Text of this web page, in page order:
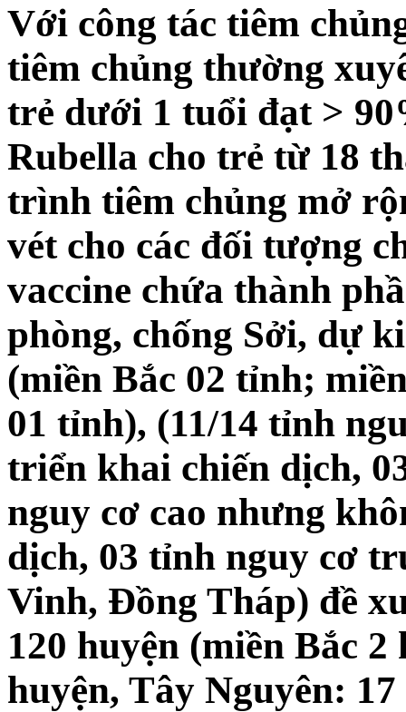
Với công tác tiêm
tiêm chủng thường
trẻ dưới 1 tuổi đạt >
Rubella cho trẻ từ 18
trình tiêm chủng mở
vét cho các đối tượng
vaccine chứa thành
phòng, chống Sởi, dự
(miền Bắc 02 tỉnh;
01 tỉnh), (11/14 tỉnh
triển khai chiến dịch,
nguy cơ cao nhưng
dịch, 03 tỉnh nguy cơ
Vinh, Đồng Tháp) đề
120 huyện (miền Bắc
huyện, Tây Nguyên: